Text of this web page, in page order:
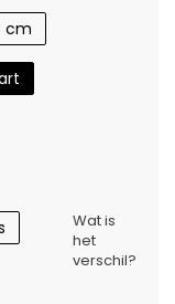
cm
Wat is
het
verschil?